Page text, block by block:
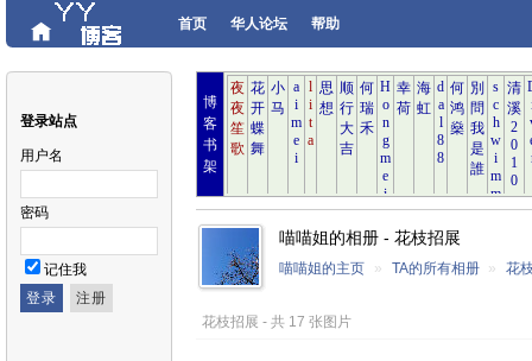
首页 华人论坛 帮助
登录站点
用户名
密码
记住我
博
客
书
架
喵喵姐的相册 - 花枝招展
喵喵姐的主页 » TA的所有相册 » 花
花枝招展 - 共 17 张图片